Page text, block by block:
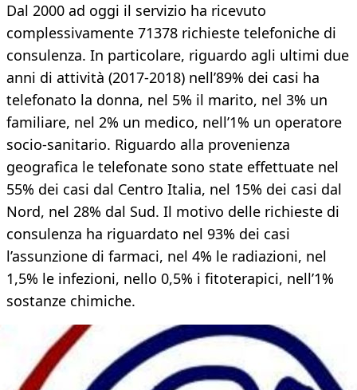
Dal 2000 ad oggi il servizio ha ricevuto
complessivamente 71378 richieste telefoniche di
consulenza. In particolare, riguardo agli ultimi due
anni di attività (2017-2018) nell’89% dei casi ha
telefonato la donna, nel 5% il marito, nel 3% un
familiare, nel 2% un medico, nell’1% un operatore
socio-sanitario. Riguardo alla provenienza
geografica le telefonate sono state effettuate nel
55% dei casi dal Centro Italia, nel 15% dei casi dal
Nord, nel 28% dal Sud. Il motivo delle richieste di
consulenza ha riguardato nel 93% dei casi
l’assunzione di farmaci, nel 4% le radiazioni, nel
1,5% le infezioni, nello 0,5% i fitoterapici, nell’1%
sostanze chimiche.